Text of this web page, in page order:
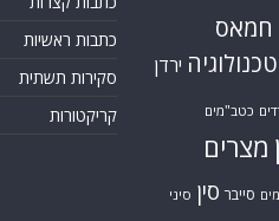
חמאס
טכנולוגיה ירדן
כטב"מים
מצרים
סייבר סין סיני
כתבות ראשיות
סקירות תשתית
קריקטורות